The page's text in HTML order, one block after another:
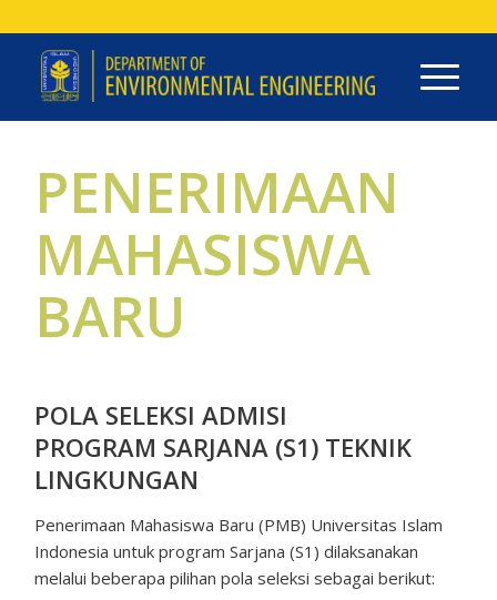
PENERIMAAN
MAHASISWA
BARU
POLA SELEKSI ADMISI
PROGRAM SARJANA (S1) TEKNIK
LINGKUNGAN
Penerimaan Mahasiswa Baru (PMB) Universitas Islam
Indonesia untuk program Sarjana (S1) dilaksanakan
melalui beberapa pilihan pola seleksi sebagai berikut: